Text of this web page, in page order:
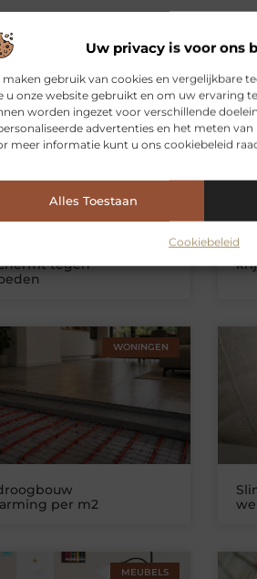
Uw privacy is voor ons
maken gebruik van cookies en vergelijkbare
u onze website gebruikt en om uw ervaring
worden ingezet voor verschillende
advertenties en het meten
meer informatie kunt u ons cookiebeleid
Alles Toestaan
Cookiebeleid
artikelendie u
woning in Amsterdam
tegen
WONINGEN
per m2
MEUBELS